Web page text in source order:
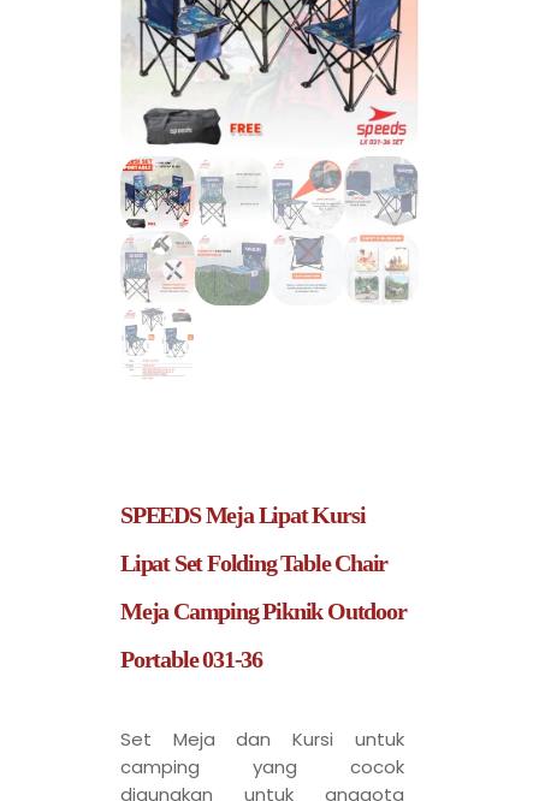
SPEEDS Meja Lipat Kursi
Lipat Set Folding Table Chair
Meja Camping Piknik Outdoor
Portable 031-36
Set Meja dan Kursi untuk
camping yang cocok
digunakan untuk anggota